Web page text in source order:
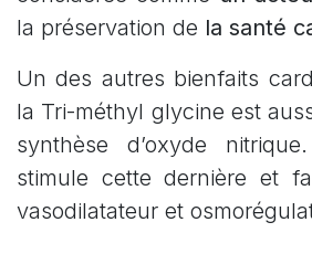
la préservation de la santé
Un des autres bienfaits
la Tri-méthyl glycine est
synthèse d’oxyde
stimule cette dernière et
vasodilatateur et